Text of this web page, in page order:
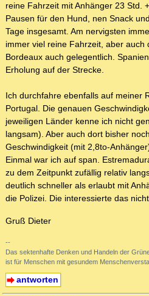
reine Fahrzeit mit Anhänger 23 Std.
Pausen für den Hund, nen Snack
Tage insgesamt. Am nervigsten
immer viel reine Fahrzeit, aber auch
Bordeaux auch gelegentlich.
Erholung auf der Strecke.
Ich durchfahre ebenfalls auf meiner
Portugal. Die genauen
jeweiligen Länder kenne ich nicht
langsam). Aber auch dort bisher
Geschwindigkeit (mit 2,8to-
Einmal war ich auf span.
zu dem Zeitpunkt zufällig relativ
deutlich schneller als erlaubt mit
die Polizei. Die interessierte das
Gruß Dieter
--
Das sektenhafte Denken und Handeln der
ist für Menschen mit gesundem
antworten